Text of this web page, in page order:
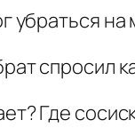
убраться
спросил
Где